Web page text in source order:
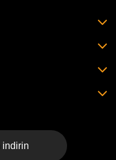
indirin